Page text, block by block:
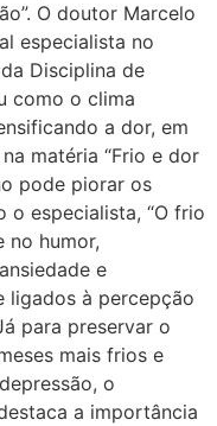
O doutor Marcelo
especialista no
Disciplina de
como o clima
a dor, em
matéria “Frio e dor
pode piorar os
o especialista, “O frio
no humor,
e
ligados à percepção
para preservar o
mais frios e
o
a importância